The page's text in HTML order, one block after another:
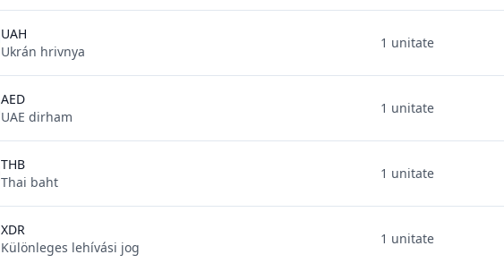
UAH
Ukrán hrivnya
1 unitate
AED
UAE dirham
1 unitate
THB
Thai baht
1 unitate
XDR
Különleges lehívási jog
1 unitate